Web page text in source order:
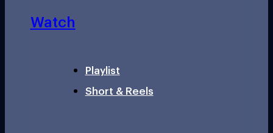
Watch
Playlist
Short & Reels